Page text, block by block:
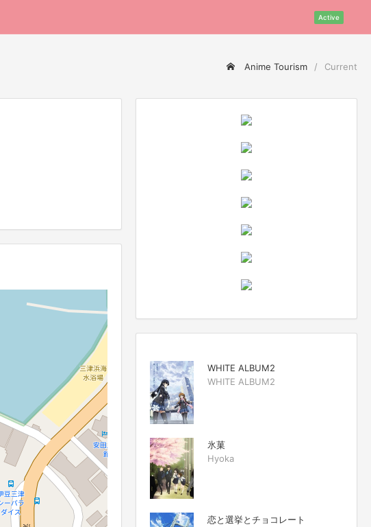
Active
Anime Tourism Current
WHITE ALBUM2
WHITE ALBUM2
氷菓
Hyoka
恋と選挙とチョコレート